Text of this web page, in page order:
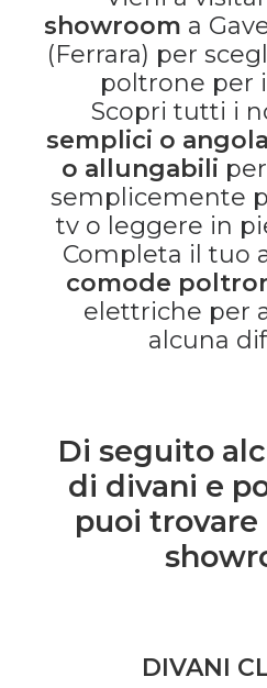
showroom a
(Ferrara) per
poltrone per
Scopri tutti i
semplici o
o allungabili
semplicemente
tv o leggere in
Completa il tuo
comode
elettriche per
alcuna
Di seguito
di divani e
puoi
DIVANI